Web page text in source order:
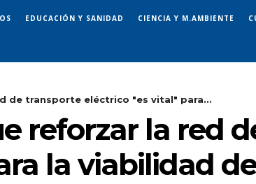
EDUCACIÓN Y SANIDAD CIENCIA Y M.AMBIENTE
de transporte eléctrico "es vital" para...
reforzar la red
la viabilidad